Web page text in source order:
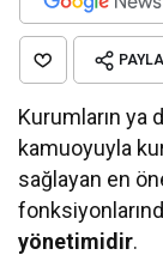
Kurumların ya
kamuoyuyla
sağlayan en
yönetimidir.